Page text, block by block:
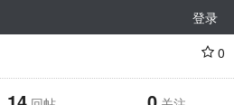
登录
0